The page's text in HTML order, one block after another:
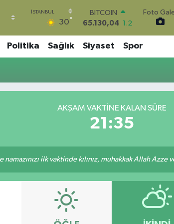
30°
BITCOIN
65.130,04 1.2
DOLAR
47,7106
0.17
6618.49 2.12
BİST100
13.773 -19
Foto
Politika Sağlık Siyaset Spor
AKŞAM VAKTINE KALAN SÜRE
21:35
ilk vaktinde kılınız, muhakkak Allah